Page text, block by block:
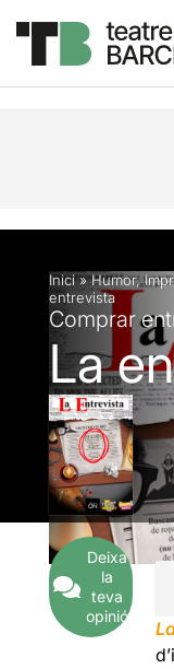
Descripció
Inici»Humor,
entrevista
Comprar
La
Deixa
la
teva
opinió